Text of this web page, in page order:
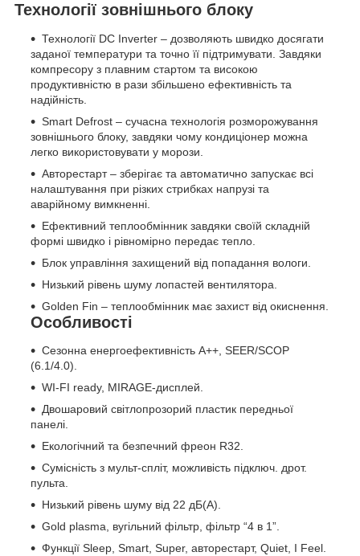
Технології зовнішнього блоку
Технології DC Inverter – дозволяють швидко досягати
заданої температури та точно її підтримувати. Завдяки
компресору з плавним стартом та високою
продуктивністю в рази збільшено ефективність та
надійність.
Smart Defrost – сучасна технологія розморожування
зовнішнього блоку, завдяки чому кондиціонер можна
легко використовувати у морози.
Авторестарт – зберігає та автоматично запускає всі
налаштування при різких стрибках напрузі та
аварійному вимкненні.
Ефективний теплообмінник завдяки своїй складній
формі швидко і рівномірно передає тепло.
Блок управління захищений від попадання вологи.
Низький рівень шуму лопастей вентилятора.
Golden Fin – теплообмінник має захист від окиснення.
Особливості
Сезонна енергоефективність A++, SEER/SCOP
(6.1/4.0).
WI-FI ready, MIRAGE-дисплей.
Двошаровий світлопрозорий пластик передньої
панелі.
Екологічний та безпечний фреон R32.
Сумісність з мульт-спліт, можливість підключ. дрот.
пульта.
Низький рівень шуму від 22 дБ(А).
Gold plasma, вугільний фільтр, фільтр “4 в 1”.
Функції Sleep, Smart, Super, авторестарт, Quiet, I Feel.